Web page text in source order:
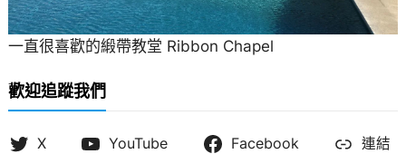
一直很喜歡的緞帶教堂 Ribbon Chapel
歡迎追蹤我們
X YouTube Facebook
連結